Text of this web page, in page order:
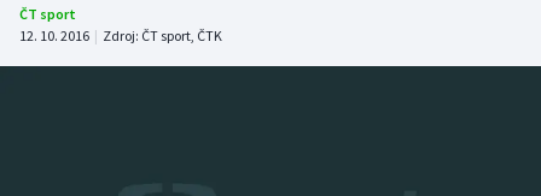
Atletika
ČT sport
12. 10. 2016 | Zdroj: ČT sport, ČTK